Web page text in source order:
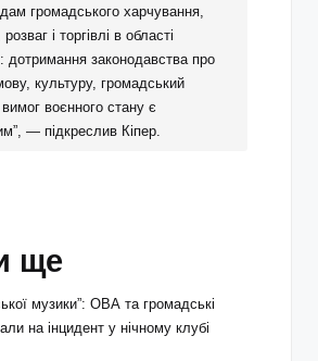
громадського харчування,
і торгівлі в області
дотримання законодавства про
культуру, громадський
воєнного стану є
— підкреслив Кіпер.
ще
музики”: ОВА та громадські
на інцидент у нічному клубі